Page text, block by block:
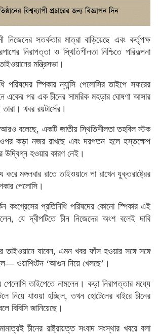
নিজেদের সতর্কতার মাত্রা বাড়িয়েছে এবং কর্তৃপক্ষ
নিরাপত্তা ও স্থিতিশীলতা নিশ্চিতে পরিকল্পনা
মন্ত্রিসভা।
পরিষদের স্পিকার ন্যান্সি পেলোসির তাইপে সফরের
একের পর এক চীনের সামরিক মহড়ার ঘোষণা আসার
খবর রয়টার্সের।
আরও বলেছে, একটি জাতীয় স্থিতিশীলতা তহবিল স্টক
ওপর কড়া নজর রাখছে এবং দরপতন হলে হস্তক্ষেপ
উদ্বিগ্ন হওয়ার কারণ নেই।
করে মঙ্গলবার রাতে তাইওয়ানে পা রাখেন যুক্তরাষ্ট্রের
পেলোসি।
কংগ্রেসের প্রতিনিধি পরিষদের কোনো স্পিকার এই
যে দ্বীপটিতে চীন নিজেদের অংশ বলেই দাবি
তাইওয়ানে যাবেন, এমন খবর ফাঁস হওয়ার সঙ্গে সঙ্গে
ওয়াশিংটন ‘আগুন নিয়ে খেলছে’।
পেলোসি তাইপেতে নামলেন। কড়া নিরাপত্তার মধ্যে
নিয়ে যাওয়া হচ্ছিল, তখন হোটেলের বাইরে চীনের
বিবিসি জানিয়েছে।
চীনের রাষ্ট্রায়ত্ত সংবাদ সংস্থার খবরে বলা